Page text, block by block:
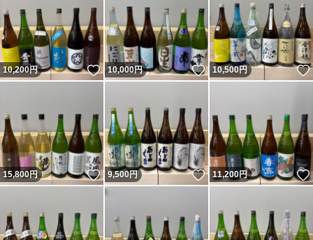
10,200円 いいね！
10,000円 いいね！
10,500円
15,800円 いいね！
9,500円 いいね！
11,200円